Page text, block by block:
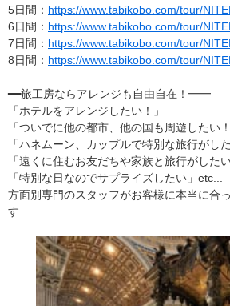
5日間： https://www.tabikobo.com/tour/
6日間： https://www.tabikobo.com/tour/
7日間： https://www.tabikobo.com/tour/
8日間： https://www.tabikobo.com/tour/
━━旅工房ならアレンジも自由自在！━━
「ホテルをアレンジしたい！」
「ついでに他の都市、他の国も周遊したい！
「ハネムーン、カップルで特別な旅行がした
「遠くに住むお友だちや家族と旅行がしたい
「特別な日なのでサプライズしたい」etc...
方面別専門のスタッフがお客様に本当に合
す